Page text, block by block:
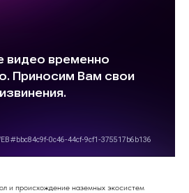
и происхождение наземных экосистем